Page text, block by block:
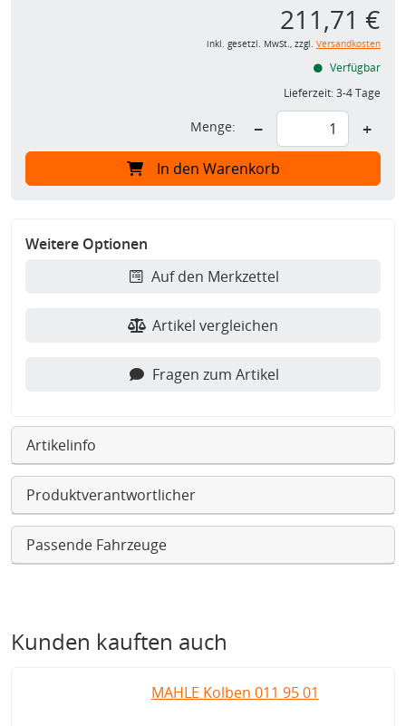
211,71 €
inkl. gesetzl. MwSt., zzgl. Versandkosten
Verfügbar
Lieferzeit:3-4 Tage
Menge: − +
In den Warenkorb
Weitere Optionen
Auf den Merkzettel
Artikel vergleichen
Fragen zum Artikel
Artikelinfo
Produktverantwortlicher
Passende Fahrzeuge
Kunden kauften auch
MAHLE Kolben 011 95 01